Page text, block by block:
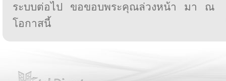
ระบบต่อไป ขอขอบพระคุณล่วงหน้า มา ณ
โอกาสนี้